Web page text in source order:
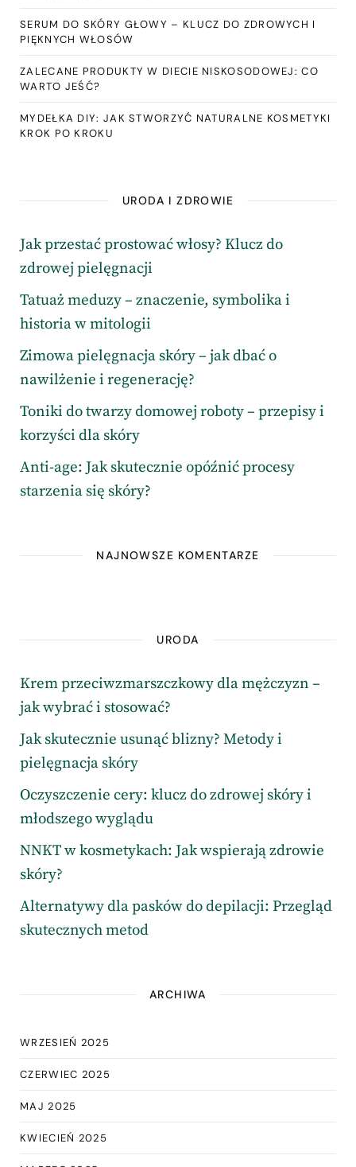
SERUM DO SKÓRY GŁOWY – KLUCZ DO ZDROWYCH I
PIĘKNYCH WŁOSÓW
ZALECANE PRODUKTY W DIECIE NISKOSODOWEJ: CO
WARTO JEŚĆ?
MYDEŁKA DIY: JAK STWORZYĆ NATURALNE KOSMETYKI
KROK PO KROKU
URODA I ZDROWIE
Jak przestać prostować włosy? Klucz do
zdrowej pielęgnacji
Tatuaż meduzy – znaczenie, symbolika i
historia w mitologii
Zimowa pielęgnacja skóry – jak dbać o
nawilżenie i regenerację?
Toniki do twarzy domowej roboty – przepisy i
korzyści dla skóry
Anti-age: Jak skutecznie opóźnić procesy
starzenia się skóry?
NAJNOWSZE KOMENTARZE
URODA
Krem przeciwzmarszczkowy dla mężczyzn –
jak wybrać i stosować?
Jak skutecznie usunąć blizny? Metody i
pielęgnacja skóry
Oczyszczenie cery: klucz do zdrowej skóry i
młodszego wyglądu
NNKT w kosmetykach: Jak wspierają zdrowie
skóry?
Alternatywy dla pasków do depilacji: Przegląd
skutecznych metod
ARCHIWA
WRZESIEŃ 2025
CZERWIEC 2025
MAJ 2025
KWIECIEŃ 2025